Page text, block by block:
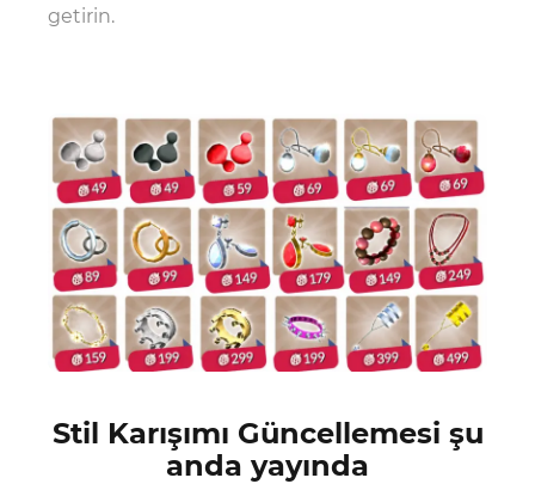
getirin.
Stil Karışımı Güncellemesi şu
anda yayında